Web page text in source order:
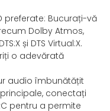
preferate: Bucurați-vă
Dolby Atmos,
și DTS Virtual:X.
o adevărată
audio îmbunătățit
principale, conectați
pentru a permite